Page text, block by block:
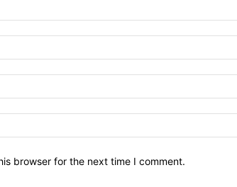
browser for the next time I comment.